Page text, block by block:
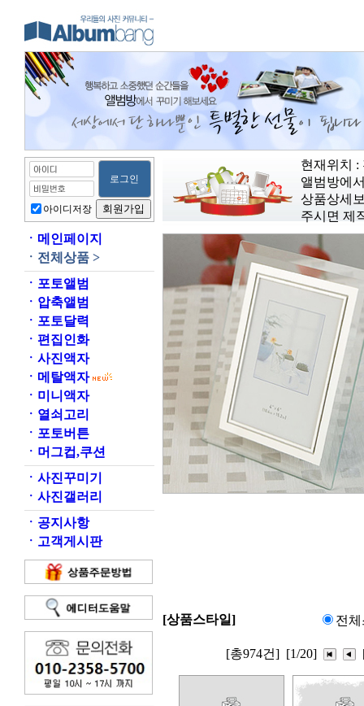
아이디저장
ㆍ 메인페이지
ㆍ 전체상품 >
ㆍ 포토앨범
ㆍ 압축앨범
ㆍ 포토달력
ㆍ 편집인화
ㆍ 사진액자
ㆍ 메탈액자
ㆍ 미니액자
ㆍ 열쇠고리
ㆍ 포토버튼
ㆍ 머그컵,쿠션
ㆍ 사진꾸미기
ㆍ 사진갤러리
ㆍ 공지사항
ㆍ 고객게시판
현재위치 :
앨범방에
상품상세
주시면 제
[상품스타일] 전
[총974건] [1/20]